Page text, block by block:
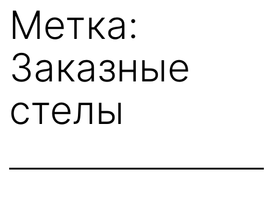
Метка:
Заказные
стелы